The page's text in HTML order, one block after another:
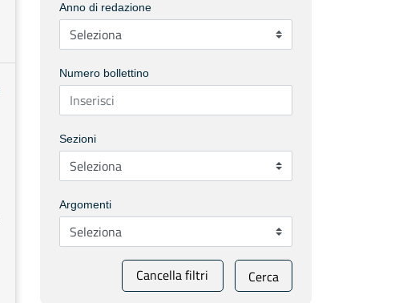
Anno di redazione
Numero bollettino
Sezioni
Argomenti
Cancella filtri Cerca